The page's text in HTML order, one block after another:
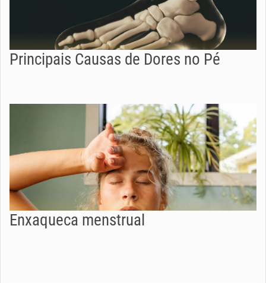
Principais Causas de Dores no Pé
Enxaqueca menstrual